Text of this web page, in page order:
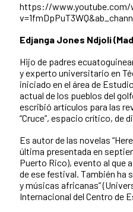
https://www.youtube.com/
Edjanga Jones Ndjoli
Hijo de padres
y experto universitario en
iniciado en el área de
actual de los pueblos del
escribió artículos para las
“Cruce”, espacio crítico, de
Es autor de las novelas
última presentada en
Puerto Rico), evento al que
de ese festival. También ha
y músicas africanas”
Internacional del Centro de